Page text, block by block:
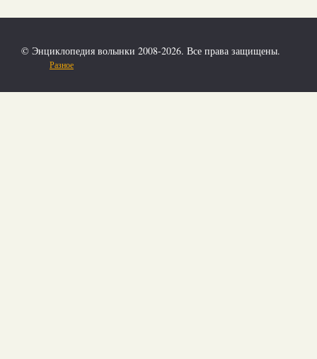
© Энциклопедия волынки 2008-2026. Все права защищены.
Разное